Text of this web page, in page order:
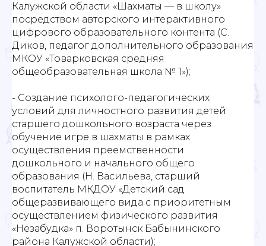
Калужской области «Шахматы — в школу»
посредством авторского интерактивного
цифрового образовательного контента (С.
Диков, педагог дополнительного образования
МКОУ «Товарковская средняя
общеобразовательная школа № 1»);
- Создание психолого-педагогических
условий для личностного развития детей
старшего дошкольного возраста через
обучение игре в шахматы в рамках
осуществления преемственности
дошкольного и начального общего
образования (Н. Васильева, старший
воспитатель МКДОУ «Детский сад
общеразвивающего вида с приоритетным
осуществлением физического развития
«Незабудка» п. Воротынск Бабынинского
района Калужской области);